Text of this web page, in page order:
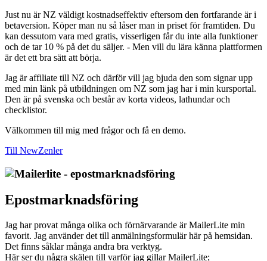
Just nu är NZ väldigt kostnadseffektiv eftersom den fortfarande är i
betaversion. Köper man nu så låser man in priset för framtiden. Du
kan dessutom vara med gratis, visserligen får du inte alla funktioner
och de tar 10 % på det du säljer. - Men vill du lära känna plattformen
är det ett bra sätt att börja.
Jag är affiliate till NZ och därför vill jag bjuda den som signar upp
med min länk på utbildningen om NZ som jag har i min kursportal.
Den är på svenska och består av korta videos, lathundar och
checklistor.
Välkommen till mig med frågor och få en demo.
Till NewZenler
Epostmarknadsföring
Jag har provat många olika och förnärvarande är MailerLite min
favorit. Jag använder det till anmälningsformulär här på hemsidan.
Det finns såklar många andra bra verktyg.
Här ser du några skälen till varför jag gillar MailerLite;